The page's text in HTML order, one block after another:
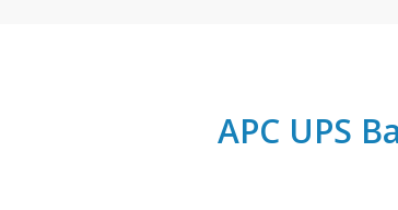
APC UPS